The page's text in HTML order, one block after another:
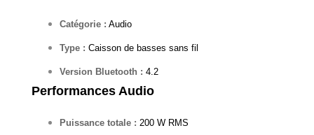
Catégorie : Audio
Type : Caisson de basses sans fil
Version Bluetooth : 4.2
Performances Audio
Puissance totale : 200 W RMS